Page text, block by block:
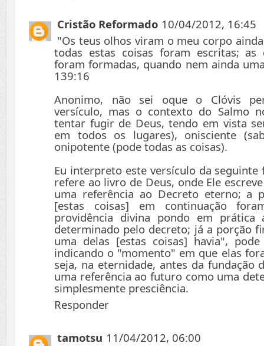
Cristão Reformado 10/04/2012, 16:45
"Os teus olhos viram o meu corpo
todas estas coisas foram escritas; as
foram formadas, quando nem ainda
139:16
Anonimo, não sei oque o Clóvis
versículo, mas o contexto do Salmo
tentar fugir de Deus, tendo em vista
em todos os lugares), onisciente
onipotente (pode todas as coisas).
Eu interpreto este versículo da seguinte
refere ao livro de Deus, onde Ele
uma referência ao Decreto eterno; a
[estas coisas] em continuação
providência divina pondo em prática
determinado pelo decreto; já a porção
uma delas [estas coisas] havia",
indicando o "momento" em que elas
seja, na eternidade, antes da fundação
uma referência ao futuro como uma
simplesmente presciência.
Responder
tamotsu 11/04/2012, 06:00